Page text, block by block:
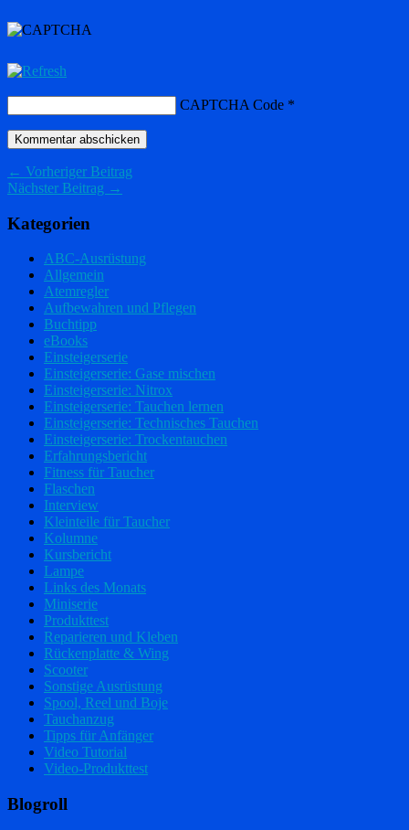
CAPTCHA Code *
← Vorheriger Beitrag
Nächster Beitrag →
Kategorien
ABC-Ausrüstung
Allgemein
Atemregler
Aufbewahren und Pflegen
Buchtipp
eBooks
Einsteigerserie
Einsteigerserie: Gase mischen
Einsteigerserie: Nitrox
Einsteigerserie: Tauchen lernen
Einsteigerserie: Technisches Tauchen
Einsteigerserie: Trockentauchen
Erfahrungsbericht
Fitness für Taucher
Flaschen
Interview
Kleinteile für Taucher
Kolumne
Kursbericht
Lampe
Links des Monats
Miniserie
Produkttest
Reparieren und Kleben
Rückenplatte & Wing
Scooter
Sonstige Ausrüstung
Spool, Reel und Boje
Tauchanzug
Tipps für Anfänger
Video Tutorial
Video-Produkttest
Blogroll